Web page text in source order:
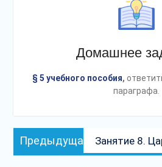
Домашнее
§ 5 учебного пособия,
параграфа.
Навигация
по
Предыдущая
запись:
Занятие 8.